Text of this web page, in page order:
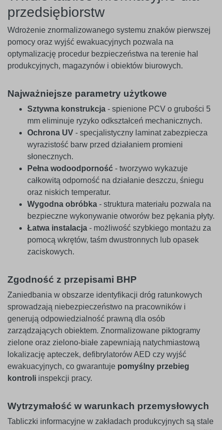
przedsiębiorstw
Wdrożenie znormalizowanego systemu znaków pierwszej
pomocy oraz wyjść ewakuacyjnych pozwala na
optymalizację procedur bezpieczeństwa na terenie hal
produkcyjnych, magazynów i obiektów biurowych.
Najważniejsze parametry użytkowe
Sztywna konstrukcja - spienione PCV o grubości 5
mm eliminuje ryzyko odkształceń mechanicznych.
Ochrona UV - specjalistyczny laminat zabezpiecza
wyrazistość barw przed działaniem promieni
słonecznych.
Pełna wodoodporność - tworzywo wykazuje
całkowitą odporność na działanie deszczu, śniegu
oraz niskich temperatur.
Wygodna obróbka - struktura materiału pozwala na
bezpieczne wykonywanie otworów bez pękania płyty.
Łatwa instalacja - możliwość szybkiego montażu za
pomocą wkrętów, taśm dwustronnych lub opasek
zaciskowych.
Zgodność z przepisami BHP
Zaniedbania w obszarze identyfikacji dróg ratunkowych
sprowadzają niebezpieczeństwo na pracowników i
generują odpowiedzialność prawną dla osób
zarządzających obiektem. Znormalizowane piktogramy
zielone oraz zielono-białe zapewniają natychmiastową
lokalizację apteczek, defibrylatorów AED czy wyjść
ewakuacyjnych, co gwarantuje pomyślny przebieg
kontroli inspekcji pracy.
Wytrzymałość w warunkach przemysłowych
Tabliczki informacyjne w zakładach produkcyjnych są stale